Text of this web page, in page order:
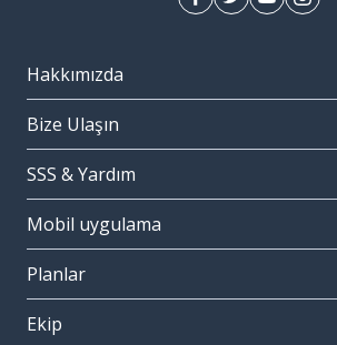
Hakkımızda
Bize Ulaşın
SSS & Yardım
Mobil uygulama
Planlar
Ekip